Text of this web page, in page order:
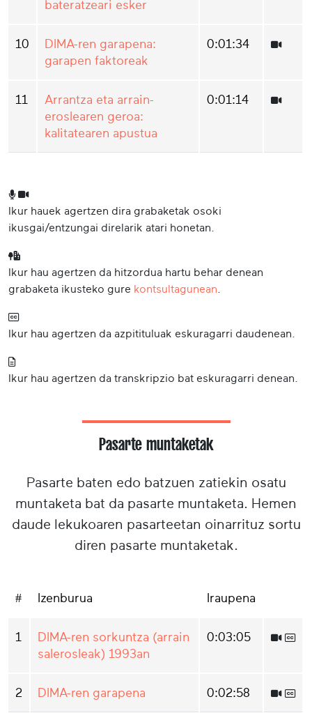
bateratzeari esker
10
DIMA-ren garapena:
garapen faktoreak
0:01:34
11
Arrantza eta arrain-
eroslearen geroa:
kalitatearen apustua
0:01:14
Ikur hauek agertzen dira grabaketak osoki
ikusgai/entzungai direlarik atari honetan.
Ikur hau agertzen da hitzordua hartu behar denean
grabaketa ikusteko gure kontsultagunean
Ikur hau agertzen da azpitituluak eskuragarri daudenean.
Ikur hau agertzen da transkripzio bat eskuragarri denean.
Pasarte muntaketak
Pasarte baten edo batzuen zatiekin osatu
muntaketa bat da pasarte muntaketa. Hemen
daude lekukoaren pasarteetan oinarrituz sortu
diren pasarte muntaketak.
# Izenburua Iraupena
1
DIMA-ren sorkuntza (arrain
salerosleak) 1993an
0:03:05
2 DIMA-ren garapena 0:02:58